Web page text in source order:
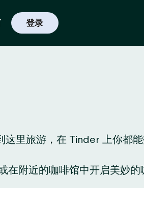
登录
里旅游，在 Tinder 上你都
在附近的咖啡馆中开启美妙